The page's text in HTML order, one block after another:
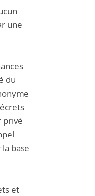
une
du
privé
base
et